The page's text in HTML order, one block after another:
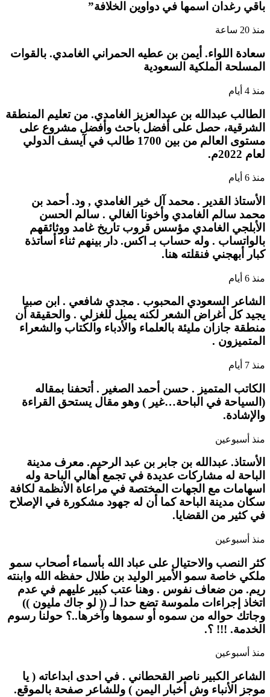
باقي رغدان اسمها في دواوين الخلافة”
منذ 20 ساعة
سعادة اللواء. أيمن بن عطيه الحمراني الغامدي. بالقوات
المسلحة الملكية السعودية
منذ 4 أيام
الطالب عبدالله بن عبدالعزيز الغامدي. من تعليم المنطقة
الشرقية، حصل على أفضل باحث وأفضل مشروع على
مستوى العالم من بين 1700 طالب في آيسف الدولي
لعام 2022م.
منذ 6 أيام
الأستاذ القدير . محمد آل خير الغامدي , ود. أحمد بن
محمد سالم الغامدي وأخونا الغالي . سالم الحسن
الأبلجي الغامدي مؤسس قروب تاريخ غامد ووثائقهم
بالواتساب . وله حساب بـ اكس. دار بينهم ثناء أساتذة
كبار أبهجني فنقلته هنا.
منذ 6 أيام
الشاعر السعودي المحبوب . مجدي شافعي . ابن صبيا
يجيد كل أغراض الشعر لكنه يميل للغزلي . والحقيقة أن
منطقة جازان مليئة بالعلماء والأدباء والكتاب والشعراء
المتميزون .
منذ 7 أيام
الكاتب المتميز . حسن أحمد الصغير . أتحفنا بمقاله
(السياحة في الباحة…غير ) وهو مقال يستحق القراءة
والإشادة.
منذ أسبوعين
الأستاذ. عبدالله بن جابر بن عبد الرحيم. معرف مدينة
الباحة له مشاركات عديدة في تجمع أهالي الباحة وله
اسهامات مع الجهات المختصة في مراعاة الأنظمة لكافة
سكان مدينة الباحة كما أن له جهود مشكورة في الإصلاح
في كثير من القضايا.
منذ أسبوعين
كثر النصب والاحتيال على عباد الله بأسماء أصحاب سمو
ملكي خاصة سمو الأمير الوليد بن طلال حفظه الله وابنته
ريم. من ضعاف نفوس . وهنا عتب كبير عليهم في عدم
اتخاذ إجراءات ملموسة تضع حدا لـ (( لو جاك مليون ))
وجاتك حواله من سموه أو سموها وآخرها..؟ حولنا رسوم
الخدمة. !!! ؟.
منذ أسبوعين
الشاعر الكبير ناصر القحطاني . في احدى ابداعاته ( يا
موجز الأنباء وش أخبار اليمن ) وللشاعر صفحة بالموقع.